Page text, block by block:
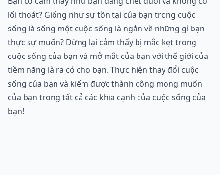
lối thoát? Giống như sự tồn tại của bạn trong cuộc
sống là sống một cuộc sống là ngắn về những gì bạn
thực sự muốn? Dừng lại cảm thấy bị mắc kẹt trong
cuộc sống của bạn và mở mắt của bạn với thế giới của
tiềm năng là ra có cho bạn. Thực hiện thay đổi cuộc
sống của bạn và kiếm được thành công mong muốn
của bạn trong tất cả các khía cạnh của cuộc sống của
bạn!